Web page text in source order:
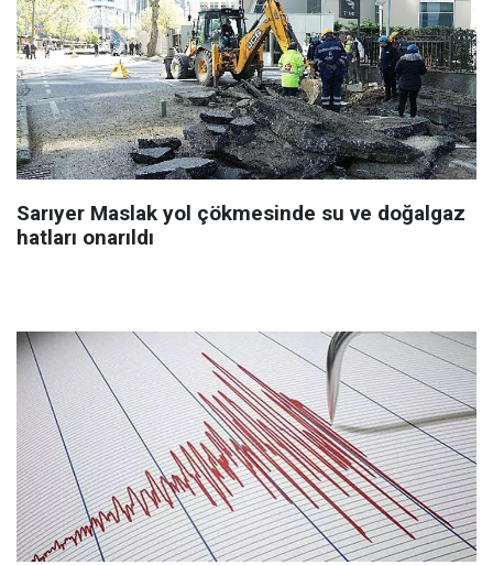
Sarıyer Maslak yol çökmesinde su ve doğalgaz
hatları onarıldı